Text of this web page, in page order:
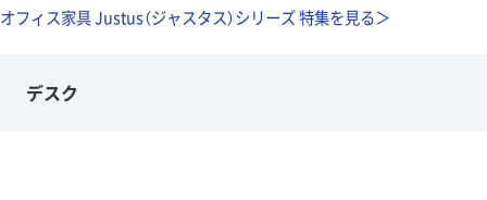
オフィス家具 Justus（ジャスタス）シリーズ 特集を見る＞
デスク